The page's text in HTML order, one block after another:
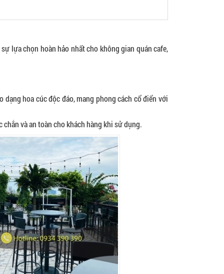
lựa chọn hoàn hảo nhất cho không gian quán cafe,
hoa cúc độc đáo, mang phong cách cổ điển với
và an toàn cho khách hàng khi sử dụng.